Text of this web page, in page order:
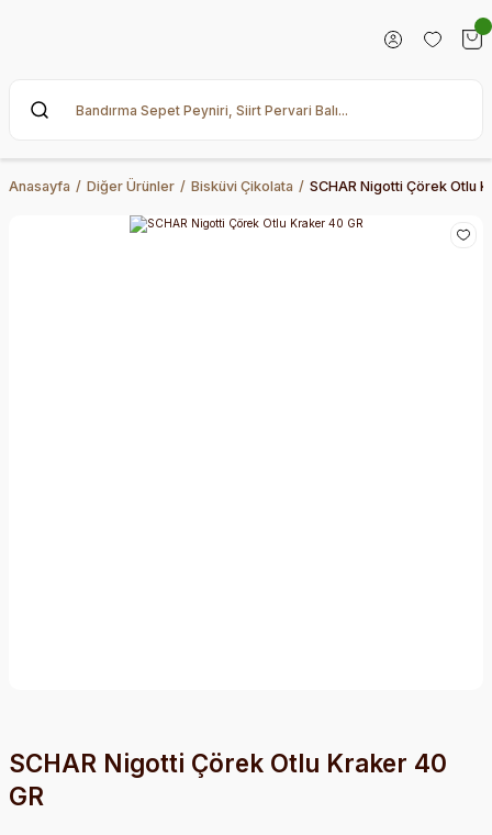
Anasayfa Diğer Ürünler Bisküvi Çikolata SCHAR Nigotti Çörek Otlu
SCHAR Nigotti Çörek Otlu Kraker 40
GR